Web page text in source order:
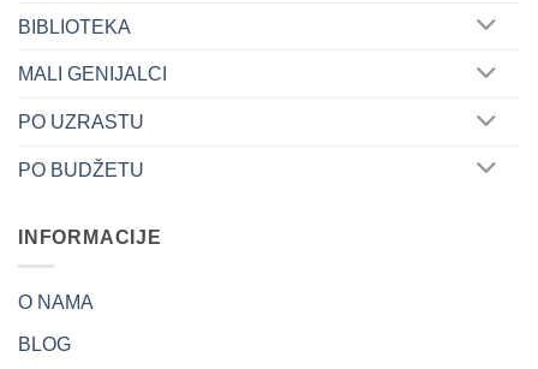
the
page
BIBLIOTEKA
MALI GENIJALCI
PO UZRASTU
PO BUDŽETU
INFORMACIJE
O NAMA
BLOG